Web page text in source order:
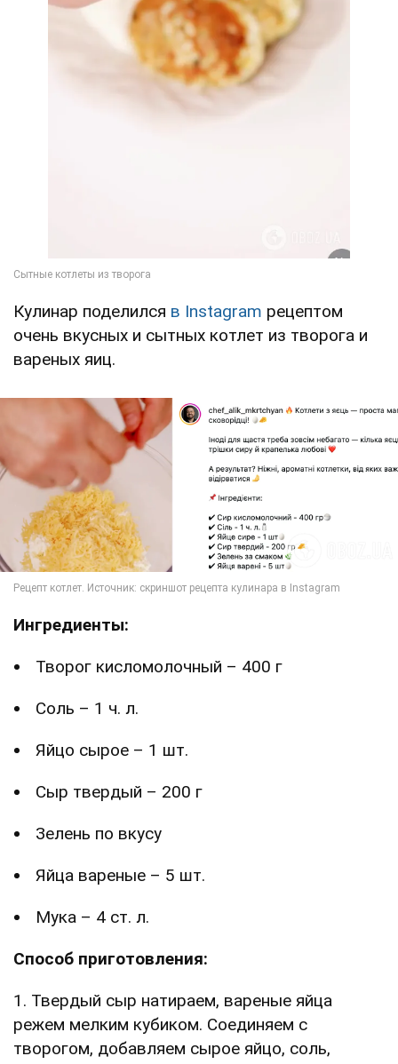
Кулинар поделился в Instagram рецептом
очень вкусных и сытных котлет из творога и
вареных яиц.
Ингредиенты:
Творог кисломолочный – 400 г
Соль – 1 ч. л.
Яйцо сырое – 1 шт.
Сыр твердый – 200 г
Зелень по вкусу
Яйца вареные – 5 шт.
Мука – 4 ст. л.
Способ приготовления:
1. Твердый сыр натираем, вареные яйца
режем мелким кубиком. Соединяем с
творогом, добавляем сырое яйцо, соль,